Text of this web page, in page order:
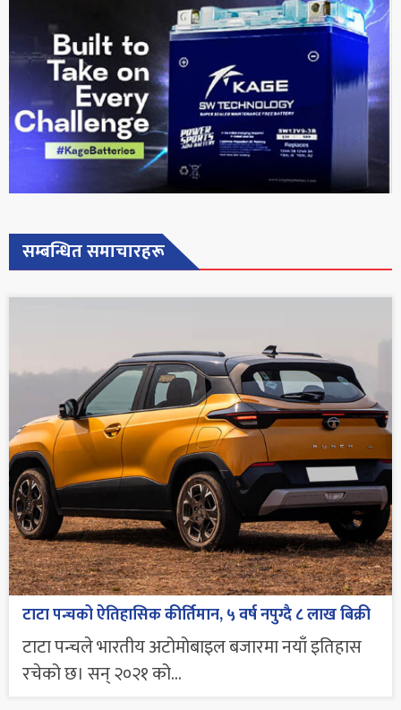
सम्बन्धित समाचारहरू
टाटा पन्चको ऐतिहासिक कीर्तिमान, ५ वर्ष नपुग्दै ८ लाख बिक्री
टाटा पन्चले भारतीय अटोमोबाइल बजारमा नयाँ इतिहास
रचेको छ। सन् २०२१ को...